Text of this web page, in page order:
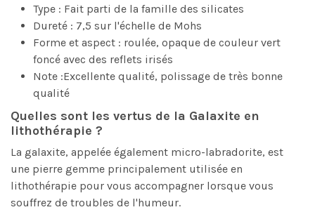
Type : Fait parti de la famille des silicates
Dureté : 7,5 sur l'échelle de Mohs
Forme et aspect : roulée, opaque de couleur vert
foncé avec des reflets irisés
Note :Excellente qualité, polissage de très bonne
qualité
Quelles sont les vertus de la Galaxite en
lithothérapie ?
La galaxite, appelée également micro-labradorite, est
une pierre gemme principalement utilisée en
lithothérapie pour vous accompagner lorsque vous
souffrez de troubles de l'humeur.